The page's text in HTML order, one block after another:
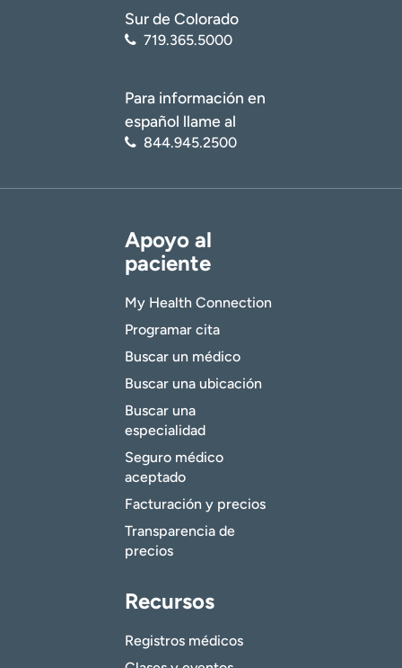
Sur de Colorado
719.365.5000
Para información en
español llame al
844.945.2500
Apoyo al
paciente
My Health Connection
Programar cita
Buscar un médico
Buscar una ubicación
Buscar una
especialidad
Seguro médico
aceptado
Facturación y precios
Transparencia de
precios
Recursos
Registros médicos